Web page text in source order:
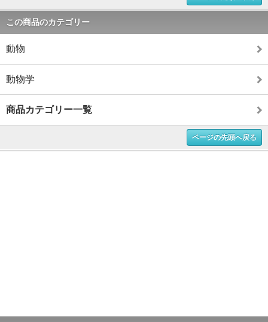
この商品のカテゴリー
動物
動物学
商品カテゴリー一覧
ページの先頭へ戻る